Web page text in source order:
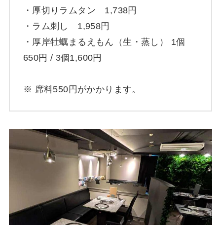
・厚切りラムタン 1,738円
・ラム刺し 1,958円
・厚岸牡蠣まるえもん（生・蒸し） 1個
650円 / 3個1,600円
※ 席料550円がかかります。